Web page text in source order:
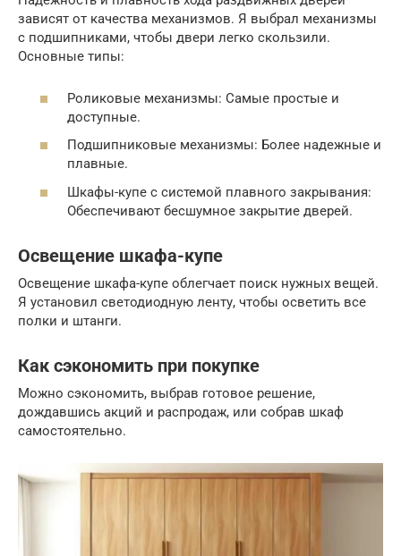
зависят от качества механизмов. Я выбрал механизмы
с подшипниками, чтобы двери легко скользили.
Основные типы:
Роликовые механизмы: Самые простые и
доступные.
Подшипниковые механизмы: Более надежные и
плавные.
Шкафы-купе с системой плавного закрывания:
Обеспечивают бесшумное закрытие дверей.
Освещение шкафа-купе
Освещение шкафа-купе облегчает поиск нужных вещей.
Я установил светодиодную ленту, чтобы осветить все
полки и штанги.
Как сэкономить при покупке
Можно сэкономить, выбрав готовое решение,
дождавшись акций и распродаж, или собрав шкаф
самостоятельно.